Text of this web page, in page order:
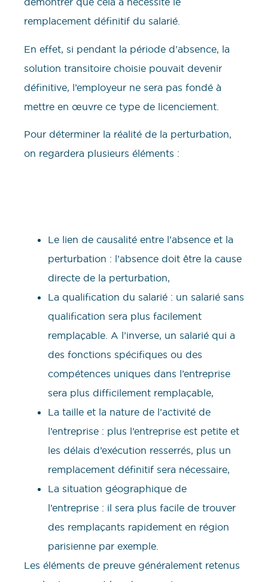
remplacement définitif du salarié.
En effet, si pendant la période d’absence, la
solution transitoire choisie pouvait devenir
définitive, l’employeur ne sera pas fondé à
mettre en œuvre ce type de licenciement.
Pour déterminer la réalité de la perturbation,
on regardera plusieurs éléments :
Le lien de causalité entre l’absence et la
perturbation : l’absence doit être la cause
directe de la perturbation,
La qualification du salarié : un salarié sans
qualification sera plus facilement
remplaçable. A l’inverse, un salarié qui a
des fonctions spécifiques ou des
compétences uniques dans l’entreprise
sera plus difficilement remplaçable,
La taille et la nature de l’activité de
l’entreprise : plus l’entreprise est petite et
les délais d’exécution resserrés, plus un
remplacement définitif sera nécessaire,
La situation géographique de
l’entreprise : il sera plus facile de trouver
des remplaçants rapidement en région
parisienne par exemple.
Les éléments de preuve généralement retenus